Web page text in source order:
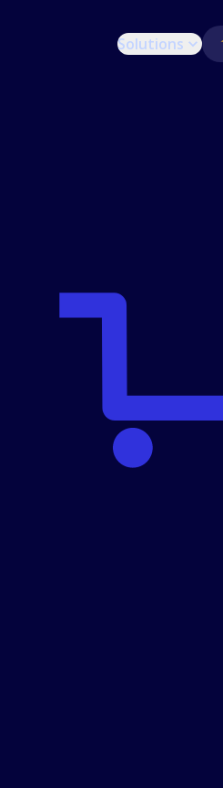
Solutions